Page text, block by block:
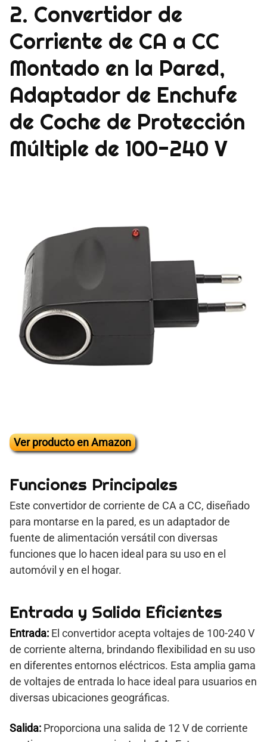
2. Convertidor de
Corriente de CA a CC
Montado en la Pared,
Adaptador de Enchufe
de Coche de Protección
Múltiple de 100-240 V
Ver producto en Amazon
Funciones Principales
Este convertidor de corriente de CA a CC, diseñado
para montarse en la pared, es un adaptador de
fuente de alimentación versátil con diversas
funciones que lo hacen ideal para su uso en el
automóvil y en el hogar.
Entrada y Salida Eficientes
Entrada: El convertidor acepta voltajes de 100-240 V
de corriente alterna, brindando flexibilidad en su uso
en diferentes entornos eléctricos. Esta amplia gama
de voltajes de entrada lo hace ideal para usuarios en
diversas ubicaciones geográficas.
Salida: Proporciona una salida de 12 V de corriente